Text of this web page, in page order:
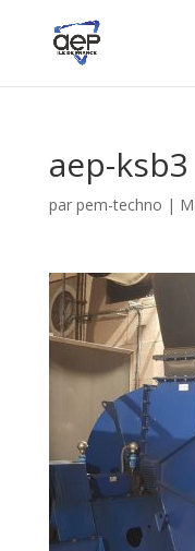
aep-ksb3
par pem-techno |